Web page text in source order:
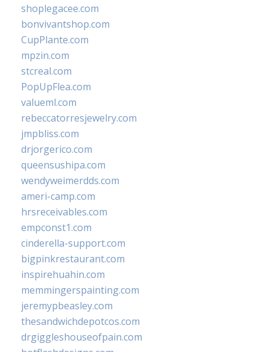
shoplegacee.com
bonvivantshop.com
CupPlante.com
mpzin.com
stcreal.com
PopUpFlea.com
valueml.com
rebeccatorresjewelry.com
jmpbliss.com
drjorgerico.com
queensushipa.com
wendyweimerdds.com
ameri-camp.com
hrsreceivables.com
empconst1.com
cinderella-support.com
bigpinkrestaurant.com
inspirehuahin.com
memmingerspainting.com
jeremypbeasley.com
thesandwichdepotcos.com
drgiggleshouseofpain.com